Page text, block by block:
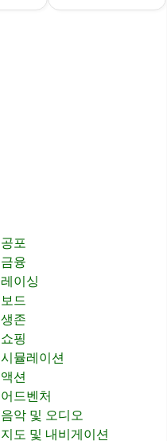
공포
금융
레이싱
보드
생존
쇼핑
시뮬레이션
액션
어드벤처
음악 및 오디오
지도 및 내비게이션